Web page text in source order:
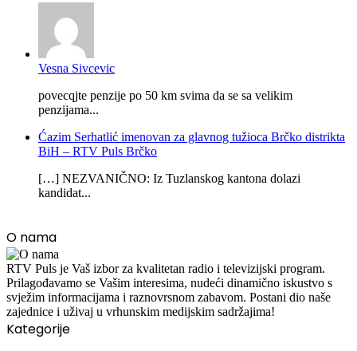
Vesna Sivcevic
povecqjte penzije po 50 km svima da se sa velikim
penzijama...
Ćazim Serhatlić imenovan za glavnog tužioca Brčko distrikta
BiH – RTV Puls Brčko
[…] NEZVANIČNO: Iz Tuzlanskog kantona dolazi
kandidat...
O nama
RTV Puls je Vaš izbor za kvalitetan radio i televizijski program.
Prilagođavamo se Vašim interesima, nudeći dinamično iskustvo s
svježim informacijama i raznovrsnom zabavom. Postani dio naše
zajednice i uživaj u vrhunskim medijskim sadržajima!
Kategorije